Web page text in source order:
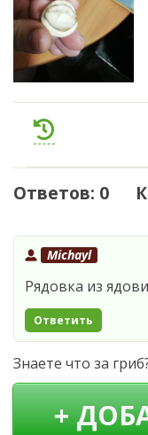
Ответов: 0
Michayl
Рядовка из
Ответить
Знаете что за
+